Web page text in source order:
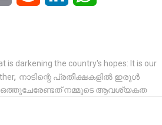
is darkening the country's hopes: It is our
, നാടിന്റെ പ്രതീക്ഷകളിൽ ഇരുൾ
ഒത്തുചേരേണ്ടത് നമ്മുടെ ആവശ്യകത